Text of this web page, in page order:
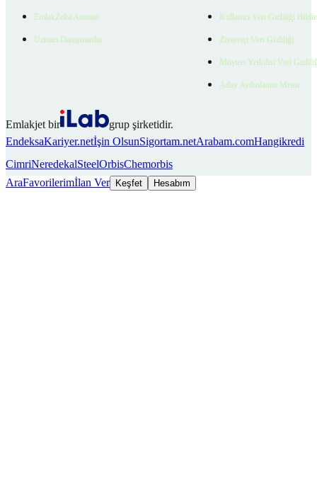
EmlakZeka Asistan
Uzman Danışmanlar
Kullanıcı Veri Gizliliği
Ziyaretçi Veri Gizliliği
Müşteri Yetkilisi Veri
Aday Aydınlatma Metni
Emlakjet bir
grup şirketidir.
EndeksaKariyer.netİşin OlsunSigortam.netArabam.comHangikredi
CimriNeredekalSteelOrbisChemorbis
AraFavorilerimİlan Ver Keşfet Hesabım